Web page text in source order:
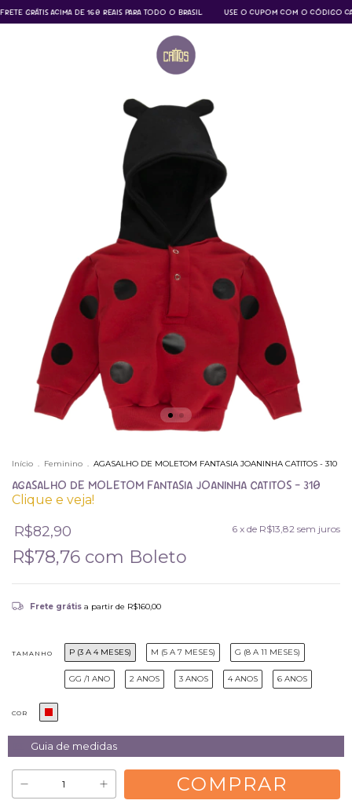
ACIMA DE 160 REAIS PARA TODO O BRASIL USE O CUPOM COM O CÓDIGO CATITOS E
Início . Feminino . AGASALHO DE MOLETOM FANTASIA JOANINHA CATITOS - 310
AGASALHO DE MOLETOM FANTASIA JOANINHA CATITOS - 310
Clique e veja!
R$82,90 6 x de R$13,82 sem juros
R$78,76 com Boleto
Frete grátis a partir de R$160,00
TAMANHO P (3 A 4 MESES) M (5 A 7 MESES) G (8 A 11 MESES)
GG /1 ANO 2 ANOS 3 ANOS 4 ANOS 6 ANOS
COR
Guia de medidas